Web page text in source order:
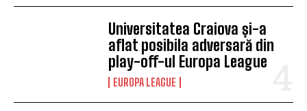
Universitatea Craiova și-a
aflat posibila adversară din
play-off-ul Europa League
EUROPA LEAGUE